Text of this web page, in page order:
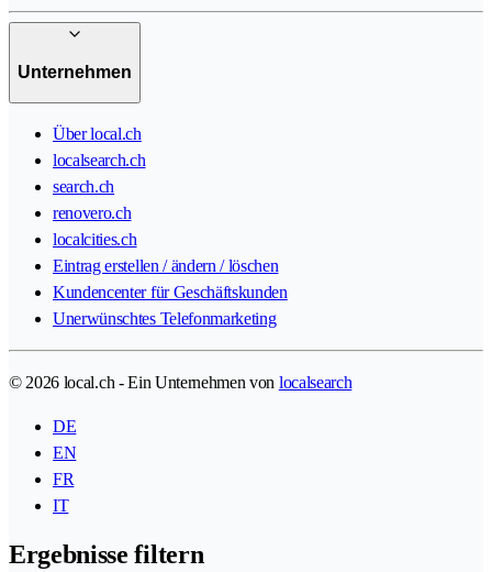
Unternehmen
Über local.ch
localsearch.ch
search.ch
renovero.ch
localcities.ch
Eintrag erstellen / ändern / löschen
Kundencenter für Geschäftskunden
Unerwünschtes Telefonmarketing
© 2026 local.ch - Ein Unternehmen von localsearch
DE
EN
FR
IT
Ergebnisse filtern